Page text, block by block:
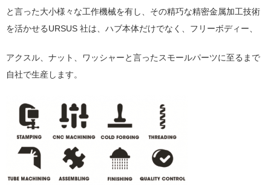
と言った大小様々な工作機械を有し、その精巧な精密金属加工技術
を活かせるURSUS 社は、ハブ本体だけでなく、フリーボディー、
アクスル、ナット、ワッシャーと言ったスモールパーツに至るまで
自社で生産します。